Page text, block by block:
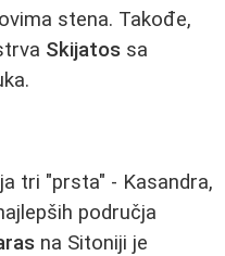
stena. Takođe,
Skijatos sa
tri "prsta" - Kasandra,
područja
na Sitoniji je